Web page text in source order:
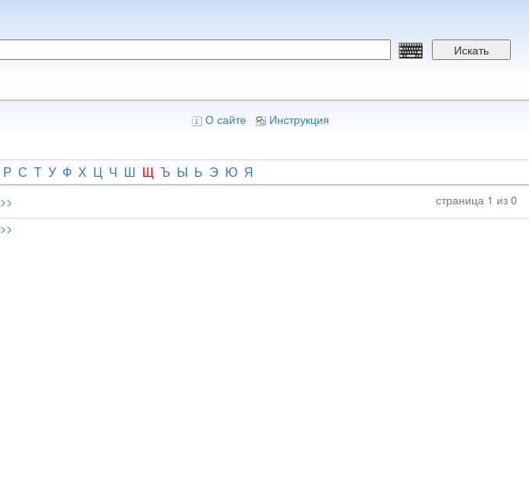
Искать
О сайте Инструкция
Р С Т У Ф Х Ц Ч Ш Щ Ъ Ы Ь Э Ю Я
>>
страница 1 из 0
>>